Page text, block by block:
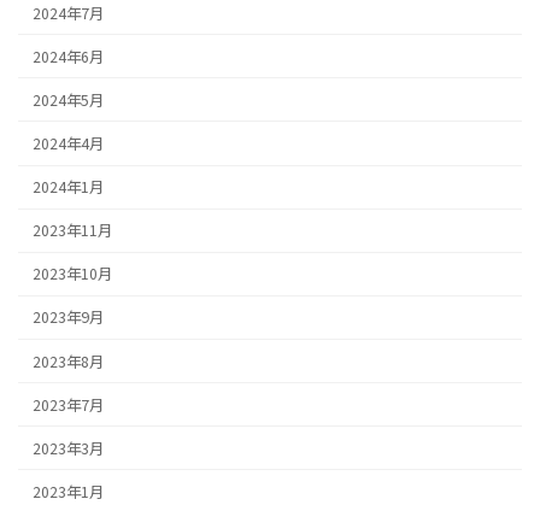
2024年7月
2024年6月
2024年5月
2024年4月
2024年1月
2023年11月
2023年10月
2023年9月
2023年8月
2023年7月
2023年3月
2023年1月